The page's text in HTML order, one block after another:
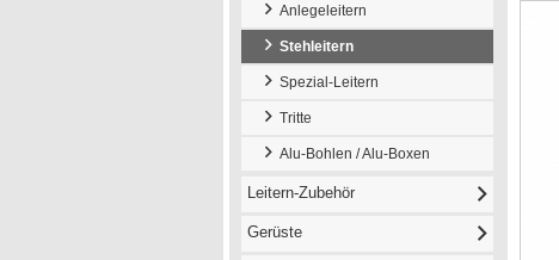
Anlegeleitern
Stehleitern
Spezial-Leitern
Tritte
Alu-Bohlen / Alu-Boxen
Leitern-Zubehör
Gerüste